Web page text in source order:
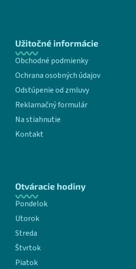
Užitočné informácie
Obchodné podmienky
Ochrana osobných údajov
Odstúpenie od zmluvy
Reklamačný formulár
Na stiahnutie
Kontakt
Otváracie hodiny
Pondelok
Utorok
Streda
Štvrtok
Piatok